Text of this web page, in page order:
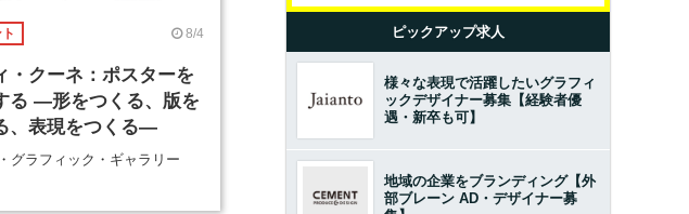
8/4
・クーネ：ポスターを
る ―形をつくる、版を
、表現をつくる―
グラフィック・ギャラリー
ピックアップ求人
様々な表現で活躍したいグラフィ
ックデザイナー募集【経験者優
遇・新卒も可】
地域の企業をブランディング【外
部ブレーン AD・デザイナー募